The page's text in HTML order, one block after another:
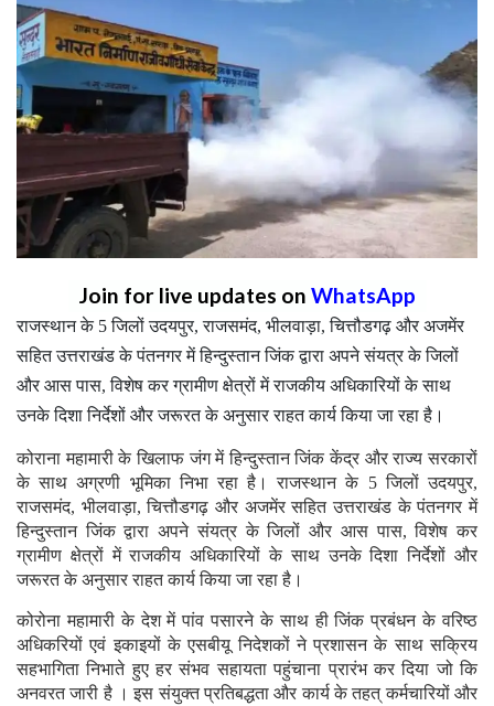
Join for live updates on WhatsApp
राजस्थान के 5 जिलों उदयपुर, राजसमंद, भीलवाड़ा, चित्तौडगढ़ और अजमेंर
सहित उत्तराखंड के पंतनगर में हिन्दुस्तान जिंक द्वारा अपने संयत्र के जिलों
और आस पास, विशेष कर ग्रामीण क्षेत्रों में राजकीय अधिकारियों के साथ
उनके दिशा निर्देशों और जरूरत के अनुसार राहत कार्य किया जा रहा है।
कोराना महामारी के खिलाफ जंग में हिन्दुस्तान जिंक केंद्र और राज्य सरकारों
के साथ अग्रणी भूमिका निभा रहा है। राजस्थान के 5 जिलों उदयपुर,
राजसमंद, भीलवाड़ा, चित्तौडगढ़ और अजमेंर सहित उत्तराखंड के पंतनगर में
हिन्दुस्तान जिंक द्वारा अपने संयत्र के जिलों और आस पास, विशेष कर
ग्रामीण क्षेत्रों में राजकीय अधिकारियों के साथ उनके दिशा निर्देशों और
जरूरत के अनुसार राहत कार्य किया जा रहा है।
कोरोना महामारी के देश में पांव पसारने के साथ ही जिंक प्रबंधन के वरिष्ठ
अधिकरियों एवं इकाइयों के एसबीयू निदेशकों ने प्रशासन के साथ सक्रिय
सहभागिता निभाते हुए हर संभव सहायता पहुंचाना प्रारंभ कर दिया जो कि
अनवरत जारी है । इस संयुक्त प्रतिबद्धता और कार्य के तहत् कर्मचारियों और